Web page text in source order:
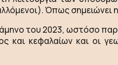
Όπως σημειώνει
του 2023, ωστόσο
κεφαλαίων και οι